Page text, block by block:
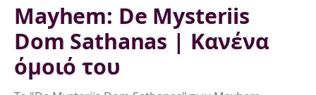
Mayhem: De Mysteriis
Dom Sathanas | Κανένα
όμοιό του